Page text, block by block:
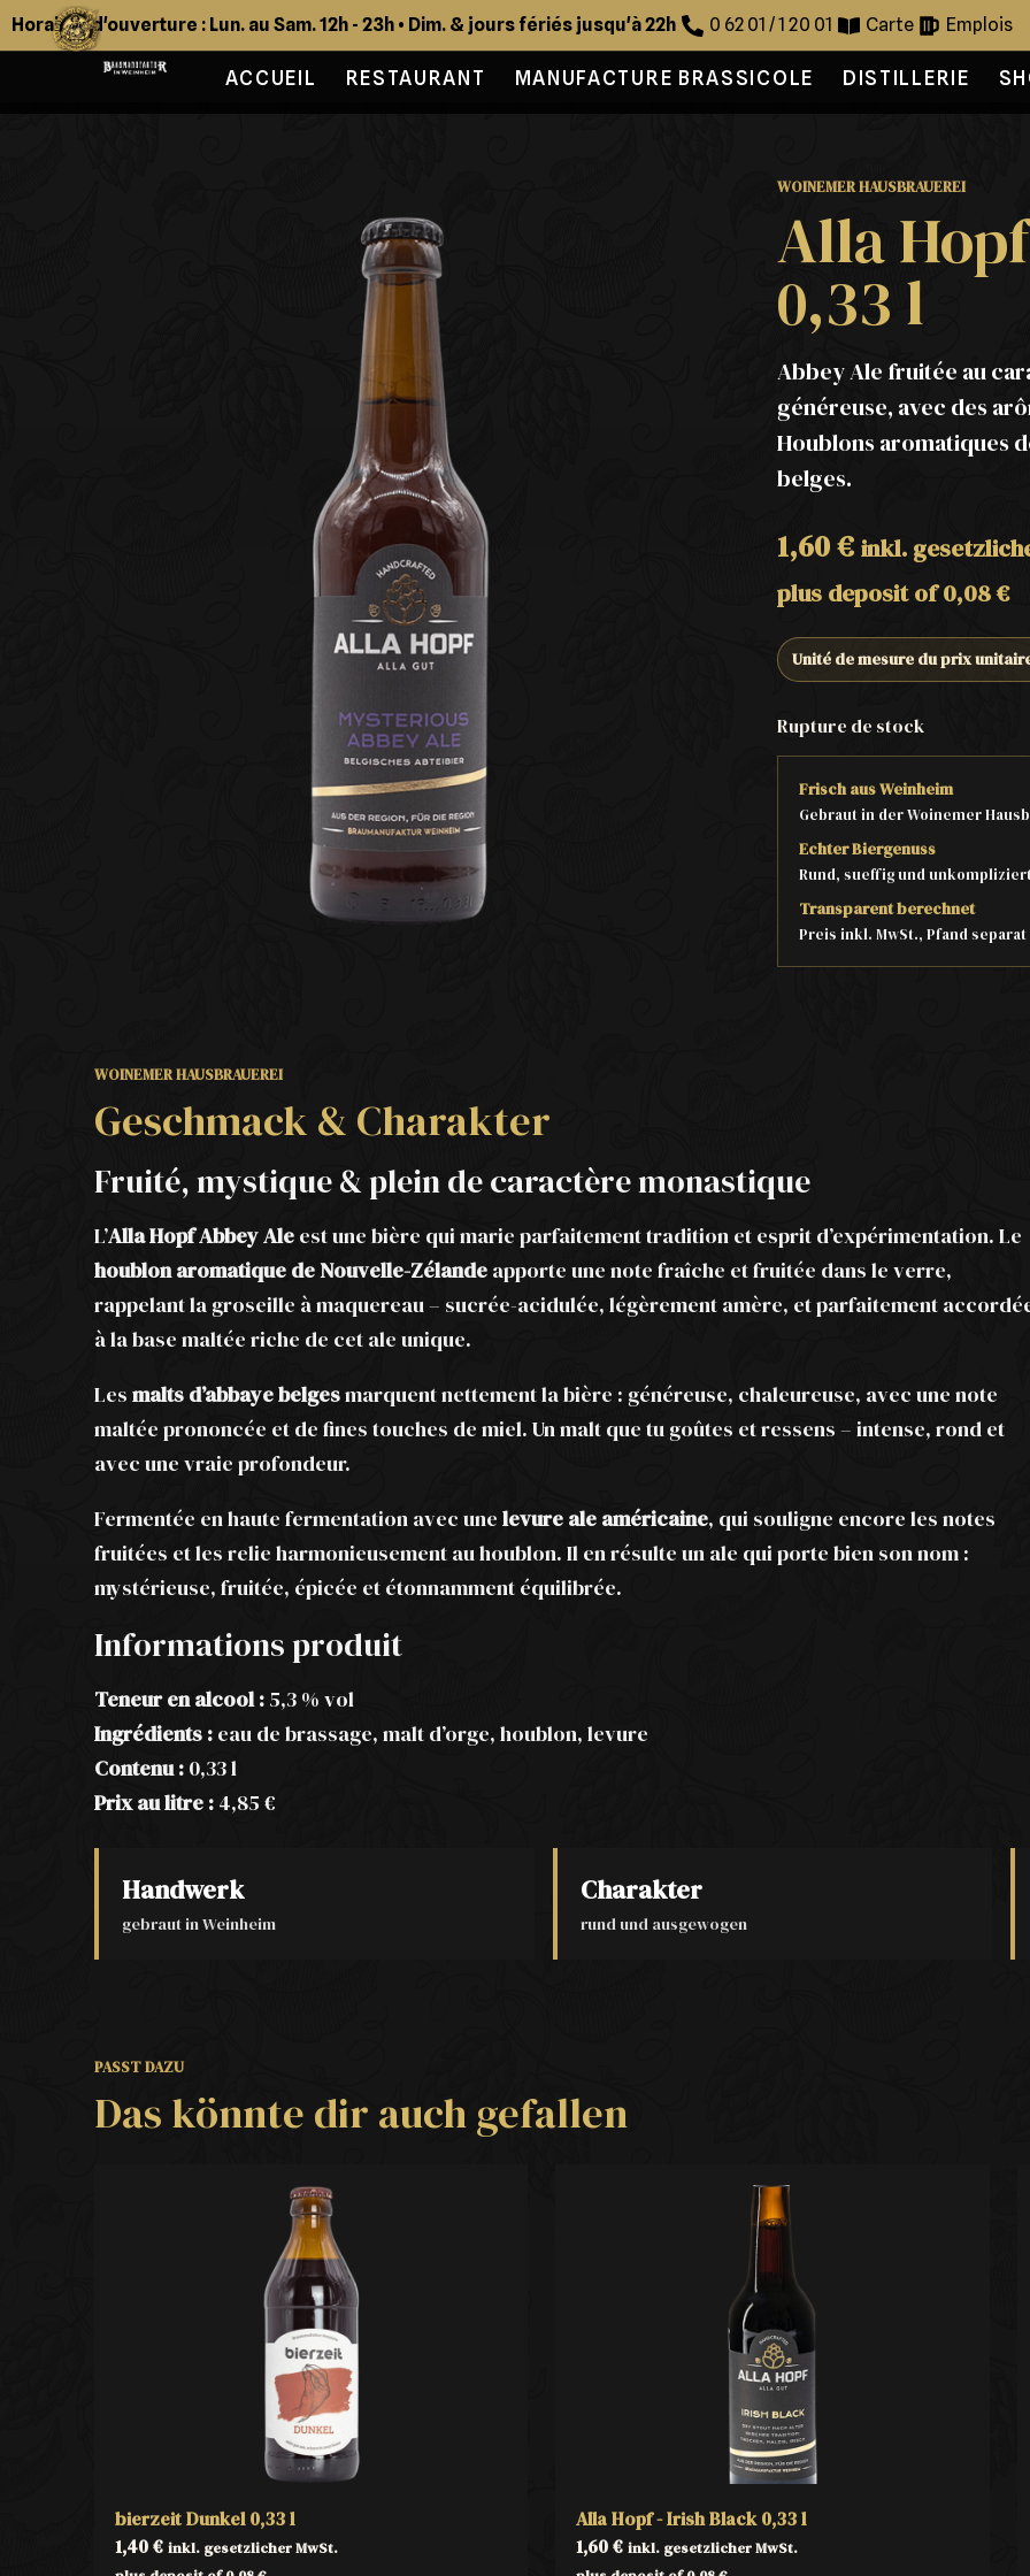
Horaires d'ouverture : Lun. au Sam. 12h - 23h • Dim. & jours fériés jusqu'à 22h 0 62 01 / 1 20 01 Carte Emplois
ACCUEIL RESTAURANT MANUFACTURE BRASSICOLE DISTILLERIE
WOINEMER HAUSBRAUEREI
Alla
0,33 l
Abbey Ale fruitée au
généreuse, avec des
Houblons aromatiques
belges.
1,60€ inkl.
plus deposit of0,08€
Unité de mesure du prix
Rupture de stock
Frisch aus Weinheim
Gebraut in der Woinemer
Echter Biergenuss
Rund, sueffig und
Transparent berechnet
Preis inkl. MwSt., Pfand
WOINEMER HAUSBRAUEREI
Geschmack & Charakter
Fruité, mystique & plein de caractère monastique
L’Alla Hopf Abbey Ale est une bière qui marie parfaitement tradition et esprit d’expérimentation. Le
houblon aromatique de Nouvelle-Zélande apporte une note fraîche et fruitée dans le verre,
rappelant la groseille à maquereau – sucrée-acidulée, légèrement amère, et parfaitement
à la base maltée riche de cet ale unique.
Les malts d’abbaye belgesmarquent nettement la bière : généreuse, chaleureuse, avec une note
maltée prononcée et de fines touches de miel. Un malt que tu goûtes et ressens – intense, rond et
avec une vraie profondeur.
Fermentée en haute fermentation avec une levure ale américaine, qui souligne encore les notes
fruitées et les relie harmonieusement au houblon. Il en résulte un ale qui porte bien son nom :
mystérieuse, fruitée, épicée et étonnamment équilibrée.
Informations produit
Teneur en alcool : 5,3 % vol
Ingrédients : eau de brassage, malt d’orge, houblon, levure
Contenu : 0,33 l
Prix au litre : 4,85 €
Handwerk
gebraut in Weinheim
Charakter
rund und ausgewogen
PASST DAZU
Das könnte dir auch gefallen
bierzeit Dunkel 0,33 l
1,40€ inkl. gesetzlicher MwSt.
Alla Hopf - Irish Black 0,33 l
1,60€ inkl. gesetzlicher MwSt.